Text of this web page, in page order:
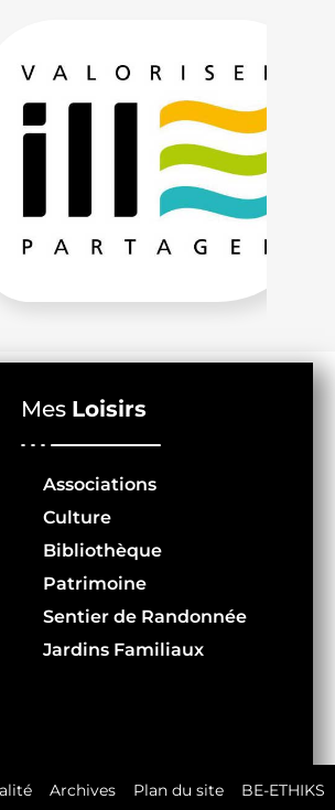
Mes Loisirs
Associations
Culture
Bibliothèque
Patrimoine
Sentier de Randonnée
Jardins Familiaux
Archives Plan du site BE-ETHIKS